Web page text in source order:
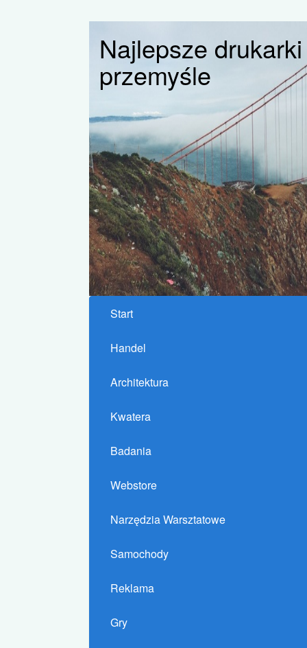
Najlepsze
przemyśle
Start
Handel
Architektura
Kwatera
Badania
Webstore
Narzędzia Warsztatowe
Samochody
Reklama
Gry